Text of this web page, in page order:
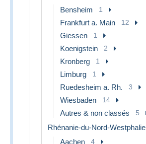
Bensheim 1
Frankfurt a. Main 12
Giessen 1
Koenigstein 2
Kronberg 1
Limburg 1
Ruedesheim a. Rh. 3
Wiesbaden 14
Autres & non classés 5
Rhénanie-du-Nord-Westphalie
Aachen 4